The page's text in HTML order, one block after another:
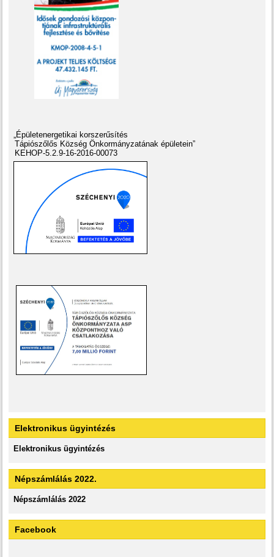
„Épületenergetikai korszerűsítés
Tápiószőlős Község Önkormányzatának épületein”
KEHOP-5.2.9-16-2016-00073
Elektronikus ügyintézés
Elektronikus ügyintézés
Népszámlálás 2022.
Népszámlálás 2022
Facebook